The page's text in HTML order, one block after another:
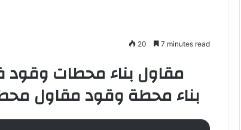
20 7 minutes read
بناء محطة وقود مقاول